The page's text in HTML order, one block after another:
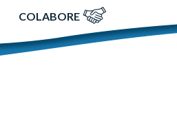
COLABORE